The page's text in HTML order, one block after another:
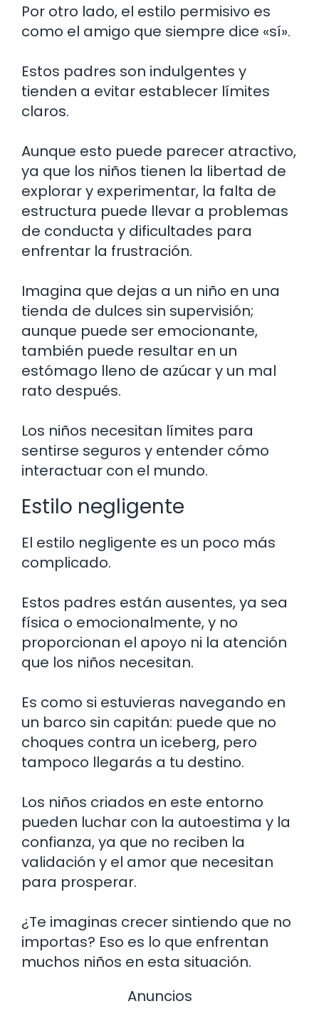
Por otro lado, el estilo permisivo es
como el amigo que siempre dice «sí».
Estos padres son indulgentes y
tienden a evitar establecer límites
claros.
Aunque esto puede parecer atractivo,
ya que los niños tienen la libertad de
explorar y experimentar, la falta de
estructura puede llevar a problemas
de conducta y dificultades para
enfrentar la frustración.
Imagina que dejas a un niño en una
tienda de dulces sin supervisión;
aunque puede ser emocionante,
también puede resultar en un
estómago lleno de azúcar y un mal
rato después.
Los niños necesitan límites para
sentirse seguros y entender cómo
interactuar con el mundo.
Estilo negligente
El estilo negligente es un poco más
complicado.
Estos padres están ausentes, ya sea
física o emocionalmente, y no
proporcionan el apoyo ni la atención
que los niños necesitan.
Es como si estuvieras navegando en
un barco sin capitán: puede que no
choques contra un iceberg, pero
tampoco llegarás a tu destino.
Los niños criados en este entorno
pueden luchar con la autoestima y la
confianza, ya que no reciben la
validación y el amor que necesitan
para prosperar.
¿Te imaginas crecer sintiendo que no
importas? Eso es lo que enfrentan
muchos niños en esta situación.
Anuncios